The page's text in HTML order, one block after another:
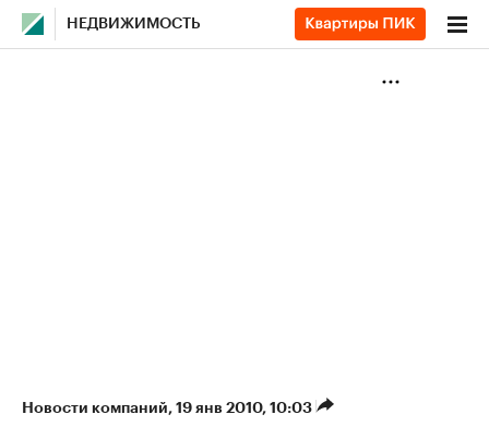
НЕДВИЖИМОСТЬ
Новости компаний⁠, 19 янв 2010, 10:03